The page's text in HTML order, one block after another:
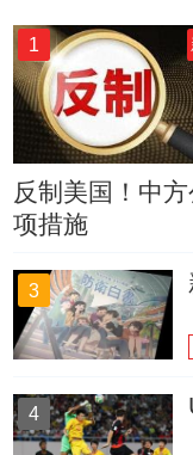
1
反制美国！中
项措施
3
4